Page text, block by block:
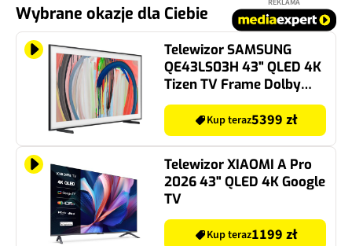
Wybrane okazje dla Ciebie
REKLAMA
Telewizor SAMSUNG
QE43LS03H 43" QLED 4K
Tizen TV Frame Dolby
Atmos HDMI 2.1
Kup teraz5399 zł
Telewizor XIAOMI A Pro
2026 43" QLED 4K Google
TV
Kup teraz1199 zł